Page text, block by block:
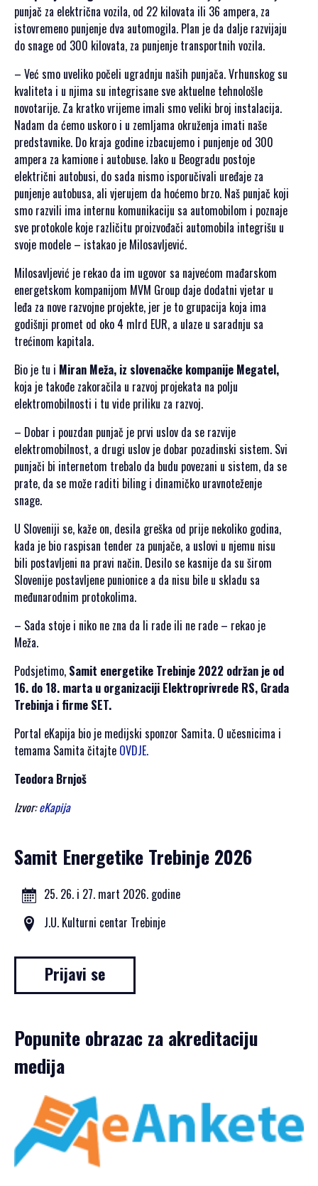
punjač za električna vozila, od 22 kilovata ili 36 ampera, za
istovremeno punjenje dva automogila. Plan je da dalje razvijaju
do snage od 300 kilovata, za punjenje transportnih vozila.
– Već smo uveliko počeli ugradnju naših punjača. Vrhunskog su
kvaliteta i u njima su integrisane sve aktuelne tehnološle
novotarije. Za kratko vrijeme imali smo veliki broj instalacija.
Nadam da ćemo uskoro i u zemljama okruženja imati naše
predstavnike. Do kraja godine izbacujemo i punjenje od 300
ampera za kamione i autobuse. Iako u Beogradu postoje
električni autobusi, do sada nismo isporučivali uređaje za
punjenje autobusa, ali vjerujem da hoćemo brzo. Naš punjač koji
smo razvili ima internu komunikaciju sa automobilom i poznaje
sve protokole koje različitu proizvođači automobila integrišu u
svoje modele – istakao je Milosavljević.
Milosavljević je rekao da im ugovor sa najvećom mađarskom
energetskom kompanijom MVM Group daje dodatni vjetar u
leđa za nove razvojne projekte, jer je to grupacija koja ima
godišnji promet od oko 4 mlrd EUR, a ulaze u saradnju sa
trećinom kapitala.
Bio je tu i Miran Meža, iz slovenačke kompanije Megatel,
koja je takođe zakoračila u razvoj projekata na polju
elektromobilnosti i tu vide priliku za razvoj.
– Dobar i pouzdan punjač je prvi uslov da se razvije
elektromobilnost, a drugi uslov je dobar pozadinski sistem. Svi
punjači bi internetom trebalo da budu povezani u sistem, da se
prate, da se može raditi biling i dinamičko uravnoteženje
snage.
U Sloveniji se, kaže on, desila greška od prije nekoliko godina,
kada je bio raspisan tender za punjače, a uslovi u njemu nisu
bili postavljeni na pravi način. Desilo se kasnije da su širom
Slovenije postavljene punionice a da nisu bile u skladu sa
međunarodnim protokolima.
– Sada stoje i niko ne zna da li rade ili ne rade – rekao je
Meža.
Podsjetimo, Samit energetike Trebinje 2022 održan je od
16. do 18. marta u organizaciji Elektroprivrede RS, Grada
Trebinja i firme SET.
Portal eKapija bio je medijski sponzor Samita. O učesnicima i
temama Samita čitajte OVDJE.
Teodora Brnjoš
Izvor:eKapija
Samit Energetike Trebinje 2026
25. 26. i 27. mart 2026. godine
J.U. Kulturni centar Trebinje
Prijavi se
Popunite obrazac za akreditaciju
medija